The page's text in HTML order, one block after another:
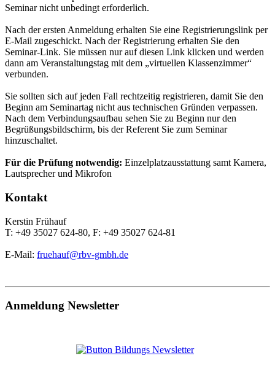
Seminar nicht unbedingt erforderlich.
Nach der ersten Anmeldung erhalten Sie eine Registrierungslink per
E-Mail zugeschickt. Nach der Registrierung erhalten Sie den
Seminar-Link. Sie müssen nur auf diesen Link klicken und werden
dann am Veranstaltungstag mit dem „virtuellen Klassenzimmer“
verbunden.
Sie sollten sich auf jeden Fall rechtzeitig registrieren, damit Sie den
Beginn am Seminartag nicht aus technischen Gründen verpassen.
Nach dem Verbindungsaufbau sehen Sie zu Beginn nur den
Begrüßungsbildschirm, bis der Referent Sie zum Seminar
hinzuschaltet.
Für die Prüfung notwendig: Einzelplatzausstattung samt Kamera,
Lautsprecher und Mikrofon
Kontakt
Kerstin Frühauf
T: +49 35027 624-80, F: +49 35027 624-81
E-Mail: fruehauf@rbv-gmbh.de
Anmeldung Newsletter